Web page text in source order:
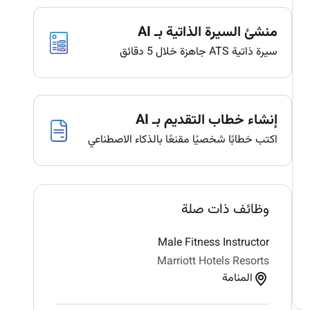
منشئ السيرة الذاتية بـ AI
سيرة ذاتية ATS جاهزة خلال 5 دقائق
إنشاء خطاب التقديم بـ AI
اكتب خطابًا شخصيًا مقنعًا بالذكاء الاصطناعي
وظائف ذات صلة
Male Fitness Instructor
Marriott Hotels Resorts
المنامة